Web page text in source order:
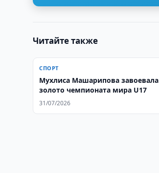
Читайте также
СПОРТ
Мухлиса Машарипова завоевала
золото чемпионата мира U17
31/07/2026